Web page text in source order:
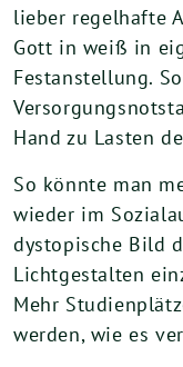
lieber regelhafte
Gott in weiß in
Festanstellung.
Hand zu Lasten
So könnte man
wieder im
dystopische Bild
Lichtgestalten
Mehr
werden, wie es